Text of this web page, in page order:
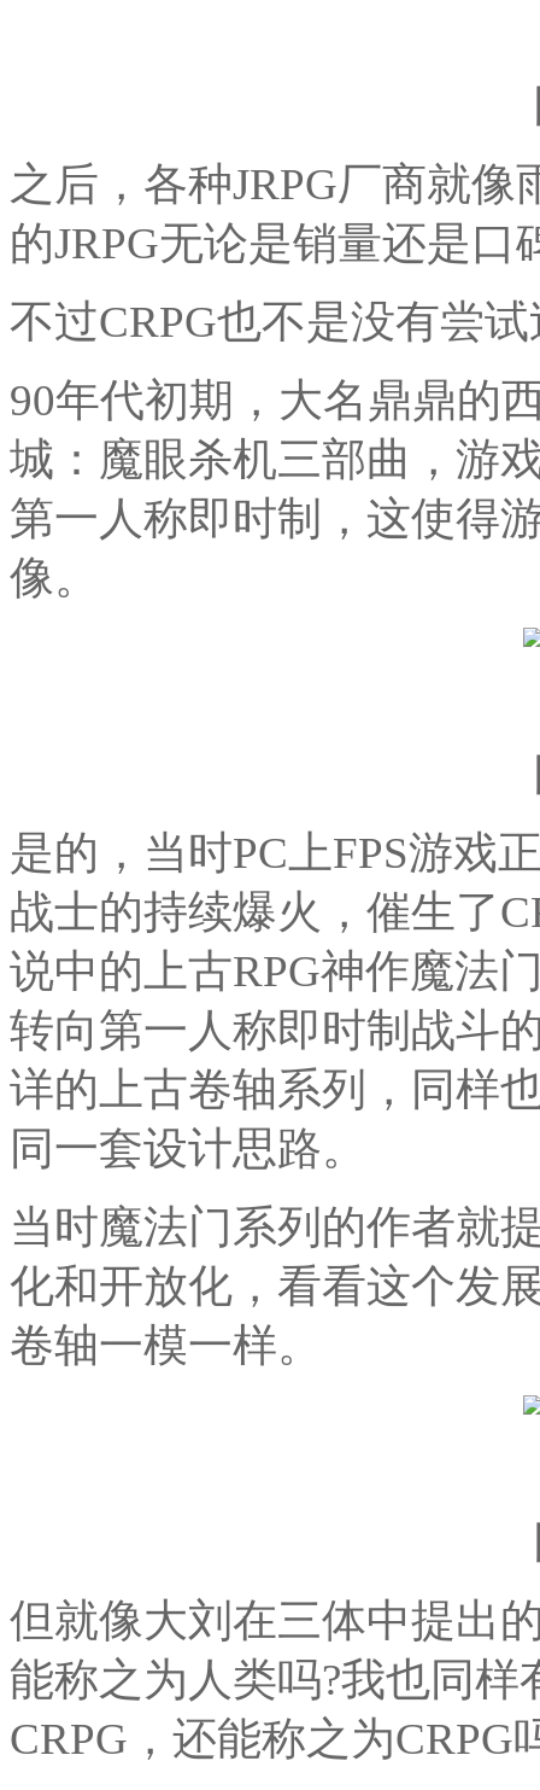
之后，各种JRPG厂商就
的JRPG无论是销量还是
不过CRPG也不是没有尝
90年代初期，大名鼎鼎的
城：魔眼杀机三部曲，游
第一人称即时制，这使得
像。
是的，当时PC上FPS游戏
战士的持续爆火，催生了
说中的上古RPG神作魔法
转向第一人称即时制战斗
详的上古卷轴系列，同样
同一套设计思路。
当时魔法门系列的作者就
化和开放化，看看这个发
卷轴一模一样。
但就像大刘在三体中提出
能称之为人类吗?我也同样
CRPG，还能称之为CRPG